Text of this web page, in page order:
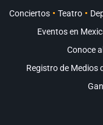
Conciertos Teatro
Eventos en
Conoce
Registro de Medios